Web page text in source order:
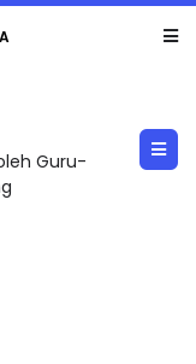
Guru-